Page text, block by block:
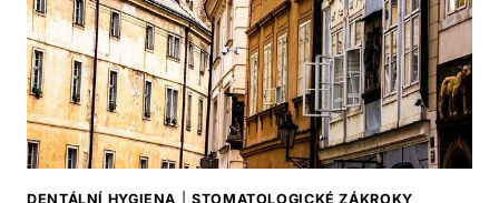
DENTÁLNÍ HYGIENA STOMATOLOGICKÉ ZÁKROKY